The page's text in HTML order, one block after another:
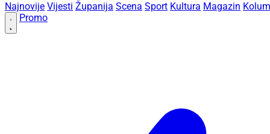
Najnovije Vijesti Županija Scena Sport Kultura Magazin
Promo